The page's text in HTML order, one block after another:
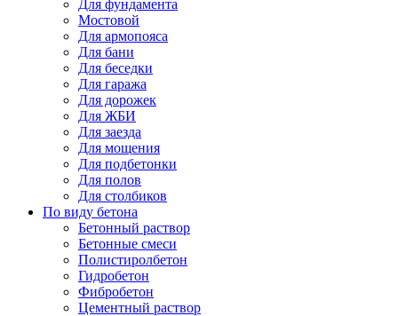
Для фундамента
Мостовой
Для армопояса
Для бани
Для беседки
Для гаража
Для дорожек
Для ЖБИ
Для заезда
Для мощения
Для подбетонки
Для полов
Для столбиков
По виду бетона
Бетонный раствор
Бетонные смеси
Полистиролбетон
Гидробетон
Фибробетон
Цементный раствор